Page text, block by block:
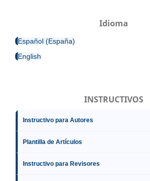
Idioma
Español (España)
English
INSTRUCTIVOS
Instructivo para Autores
Plantilla de Artículos
Instructivo para Revisores